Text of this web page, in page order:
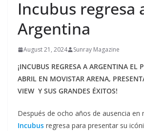
Incubus regresa
Argentina
August 21, 2024 Sunray Magazine
¡INCUBUS REGRESA A ARGENTINA EL
ABRIL EN MOVISTAR ARENA,
VIEW Y SUS GRANDES ÉXITOS!
Después de ocho años de ausencia en
Incubus regresa para presentar su